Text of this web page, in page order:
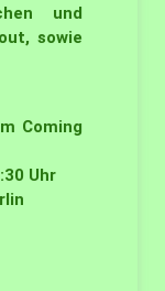
und
sowie
Coming
Uhr